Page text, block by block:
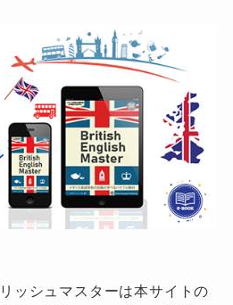
ッシュマスターは本サイトの